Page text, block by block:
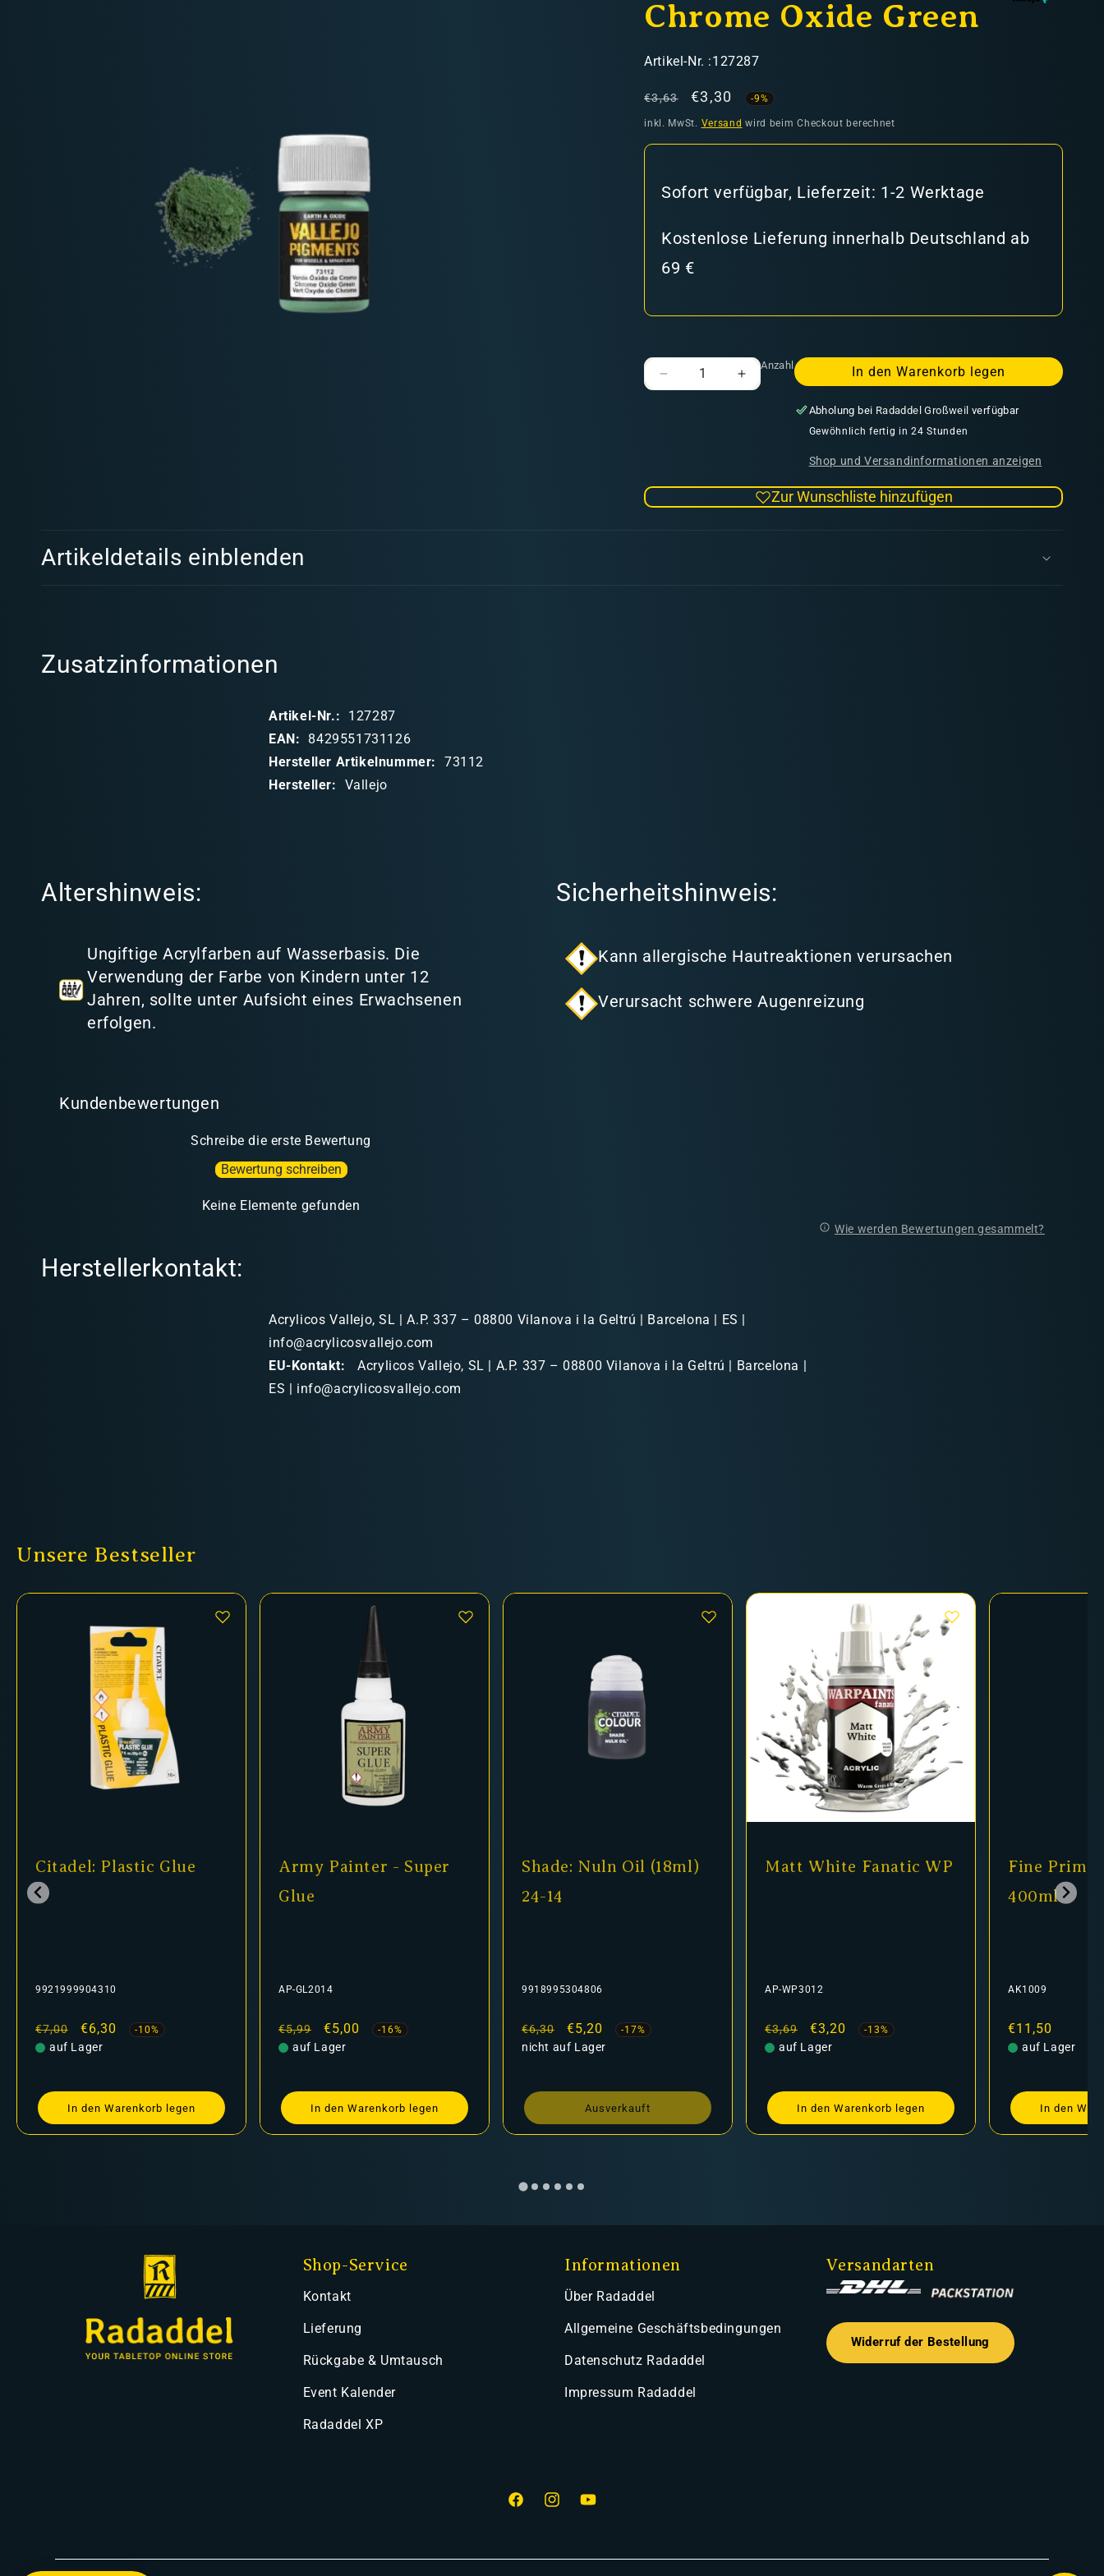
Chrome Oxide Green
SKU:
Artikel-Nr. :127287
Normaler
Preis
€3,63 Verkaufspreis
€3,30 -9%
inkl. MwSt. Versand wird beim Checkout berechnet
Sofort verfügbar, Lieferzeit: 1-2 Werktage
Kostenlose Lieferung innerhalb Deutschland ab
69 €
In den Warenkorb legen
Abholung bei Radaddel Großweil verfügbar
Gewöhnlich fertig in 24 Stunden
Shop und Versandinformationen anzeigen
Anzahl
Verringere
Chrome
Erhöhe
Chrome
OxideZur Wunschliste hinzufügen
i
a
n
Artikeldetails einblenden
Zusatzinformationen
Artikel-Nr.:
127287
EAN:
8429551731126
Hersteller Artikelnummer:
73112
Hersteller:
Vallejo
Altershinweis: Sicherheitshinweis:
Ungiftige Acrylfarben auf Wasserbasis. Die
Verwendung der Farbe von Kindern unter 12
Jahren, sollte unter Aufsicht eines Erwachsenen
erfolgen.
Kann allergische Hautreaktionen verursachen
Verursacht schwere Augenreizung
Kundenbewertungen
Schreibe die erste Bewertung
Bewertung schreiben
Keine Elemente gefunden
Wie werden Bewertungen gesammelt?
Herstellerkontakt:
Acrylicos Vallejo, SL | A.P. 337 – 08800 Vilanova i la Geltrú | Barcelona | ES |
info@acrylicosvallejo.com
EU-Kontakt:
Acrylicos Vallejo, SL | A.P. 337 – 08800 Vilanova i la Geltrú | Barcelona |
ES | info@acrylicosvallejo.com
Unsere Bestseller
Citadel: Plastic Glue
9921999904310
Normaler
Preis
€7,00 Verkaufspreis
€6,30 -10%
auf Lager
In den Warenkorb legen
Army Painter - Super
Glue
AP-GL2014
Normaler
Preis
€5,99 Verkaufspreis
€5,00 -16%
auf Lager
In den Warenkorb legen
Shade: Nuln Oil (18ml)
24-14
9918995304806
Normaler
Preis
€6,30 Verkaufspreis
€5,20 -17%
nicht auf Lager
Ausverkauft
Matt White Fanatic WP
AP-WP3012
Normaler
Preis
€3,69 Verkaufspreis
€3,20 -13%
auf Lager
In den Warenkorb legen
Fine
400ml
AK1009
Normaler
Preis
€11,50
auf Lager
In den
Shop-Service
Kontakt
Lieferung
Rückgabe & Umtausch
Event Kalender
Radaddel XP
Informationen
Über Radaddel
Allgemeine Geschäftsbedingungen
Datenschutz Radaddel
Impressum Radaddel
Versandarten
Widerruf der Bestellung
FacebookInstagramYouTube
Lieferungen in Nicht-EU-Länder (z. B. Schweiz)
nicht im Kaufpreis oder in den Versandkosten